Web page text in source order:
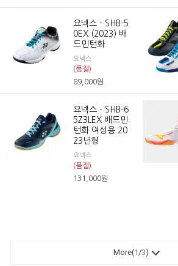
요넥스 - SHB-5
0EX (2023) 배
드민턴화
요넥스
(품절)
89,000원
요넥스 - SHB-6
5Z3LEX 배드민
턴화 여성용 20
23년형
요넥스
(품절)
131,000원
More(1/3)